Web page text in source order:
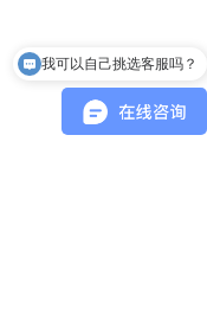
我可以自己挑选客服吗？